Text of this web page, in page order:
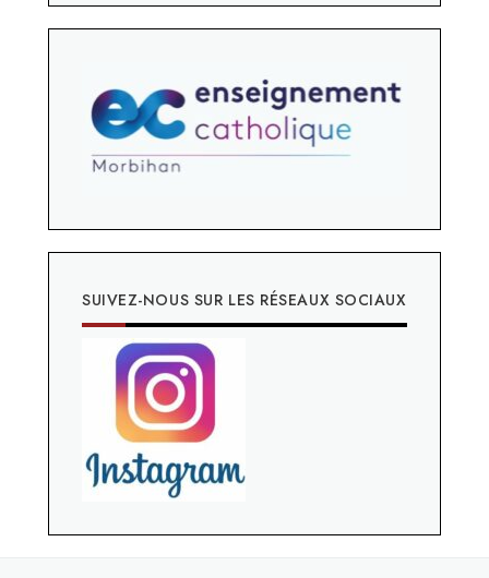
SUIVEZ-NOUS SUR LES RÉSEAUX SOCIAUX